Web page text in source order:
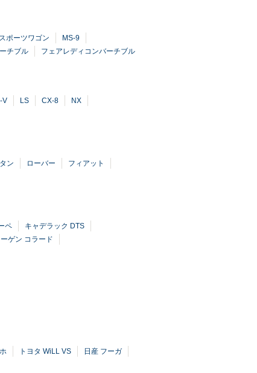
ポーツワゴン
MS-9
チブル フェアレディコンバーチブル
V LS CX-8
NX
ン ローバー
フィアット
ペ
キャデラック DTS
ゲン コラード
トヨタ WiLL VS
日産 フーガ